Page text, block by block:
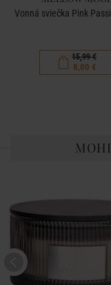
Vonná sviečka Pink
15,99 €
8,00 €